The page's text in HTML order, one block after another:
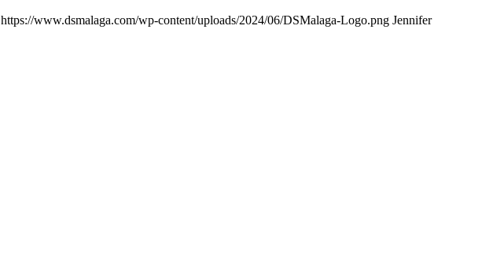
https://www.dsmalaga.com/wp-content/uploads/2024/06/DSMalaga-Logo.png Jennifer